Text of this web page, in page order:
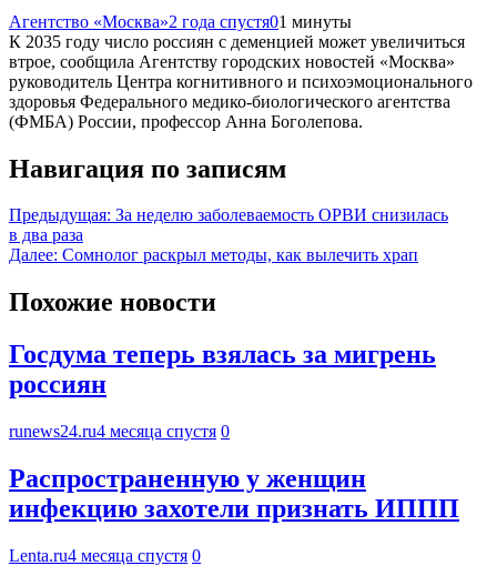
Агентство «Москва»2 года спустя01 минуты
К 2035 году число россиян с деменцией может увеличиться
втрое, сообщила Агентству городских новостей «Москва»
руководитель Центра когнитивного и психоэмоционального
здоровья Федерального медико-биологического агентства
(ФМБА) России, профессор Анна Боголепова.
Навигация по записям
Предыдущая: За неделю заболеваемость ОРВИ снизилась
в два раза
Далее: Сомнолог раскрыл методы, как вылечить храп
Похожие новости
Госдума теперь взялась за мигрень
россиян
runews24.ru4 месяца спустя 0
Распространенную у женщин
инфекцию захотели признать ИППП
Lenta.ru4 месяца спустя 0